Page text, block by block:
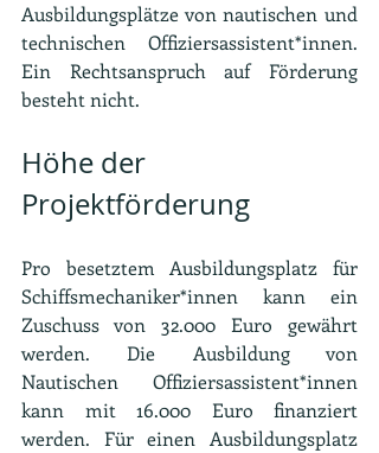
Ausbildungsplätze von nautischen und
technischen Offiziersassistent*innen.
Ein Rechtsanspruch auf Förderung
besteht nicht.
Höhe der
Projektförderung
Pro besetztem Ausbildungsplatz für
Schiffsmechaniker*innen kann ein
Zuschuss von 32.000 Euro gewährt
werden. Die Ausbildung von
Nautischen Offiziersassistent*innen
kann mit 16.000 Euro finanziert
werden. Für einen Ausbildungsplatz